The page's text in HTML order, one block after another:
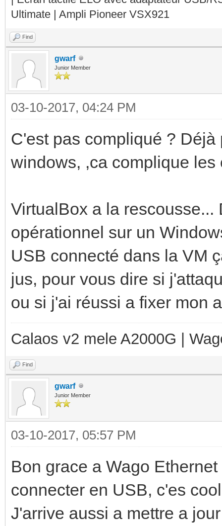
Ultimate | Ampli Pioneer VSX921
Find
gwarf
Junior Member
03-10-2017, 04:24 PM
C'est pas compliqué ?
windows, ,ca complique
VirtualBox a la
opérationnel sur un
USB connecté dans la VM
jus, pour vous dire si
ou si j'ai réussi a fixer mon
Calaos v2 mele A2000G |
Find
gwarf
Junior Member
03-10-2017, 05:57 PM
Bon grace a Wago
connecter en USB, c'es
J'arrive aussi a mettre a